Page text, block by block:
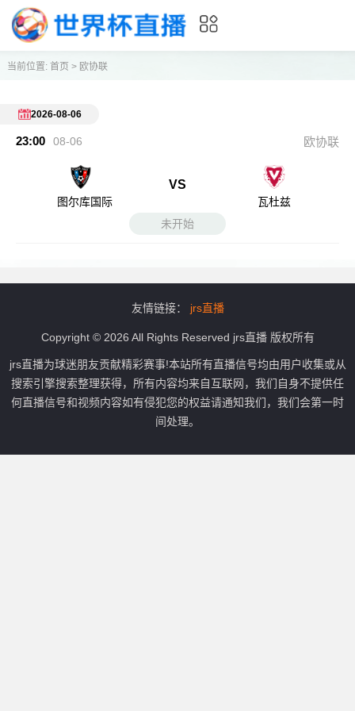
当前位置: 首页 > 欧协联
2026-08-06
23:00 08-06 欧协联
图尔库国际
VS
瓦杜兹
未开始
友情链接： jrs直播
Copyright © 2026 All Rights Reserved jrs直播 版权所有
jrs直播为球迷朋友贡献精彩赛事!本站所有直播信号均由用户收集或从
搜索引擎搜索整理获得，所有内容均来自互联网，我们自身不提供任
何直播信号和视频内容如有侵犯您的权益请通知我们，我们会第一时
间处理。